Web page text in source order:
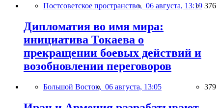
Постсоветское пространство, 06 августа, 13:19 376
Дипломатия во имя мира:
инициатива Токаева о
прекращении боевых действий и
возобновлении переговоров
Большой Восток, 06 августа, 13:05 379